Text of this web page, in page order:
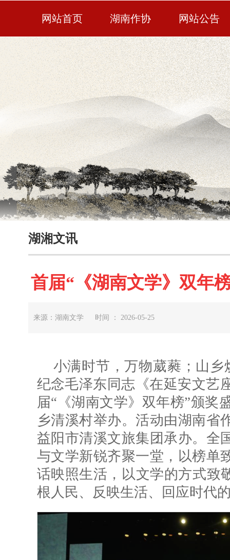
网站首页 湖南作协 网站公告
湖湘文讯
首届“《湖南文学》双年
来源：湖南文学 时间 ： 2026-05-25
小满时节，万物葳蕤；山
纪念毛泽东同志《在延安文艺
届“《湖南文学》双年榜”颁奖
乡清溪村举办。活动由湖南省
益阳市清溪文旅集团承办。全
与文学新锐齐聚一堂，以榜单
话映照生活，以文学的方式致
根人民、反映生活、回应时代